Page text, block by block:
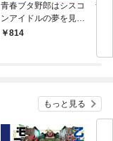
青春ブタ野郎はシスコ
ンアイドルの夢を見な
い 1
814
青
もっと見る